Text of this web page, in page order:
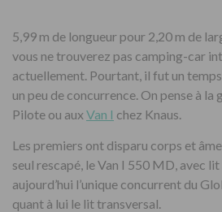
5,99 m de longueur pour 2,20 m de
vous ne trouverez pas camping-car
actuellement. Pourtant, il fut un
un peu de concurrence. On pense à la
Pilote ou aux Van I chez Knaus.
Les premiers ont disparu corps et
seul rescapé, le Van I 550 MD, avec lit
aujourd’hui l’unique concurrent du
quant à lui le lit transversal.